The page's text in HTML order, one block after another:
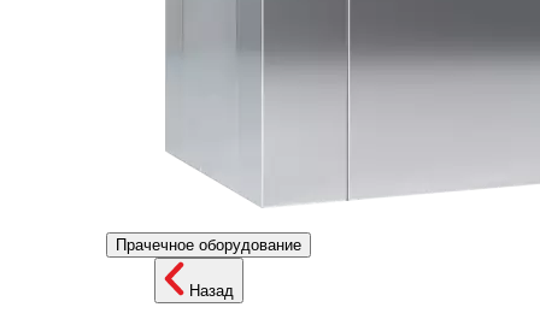
Прачечное оборудование
Назад